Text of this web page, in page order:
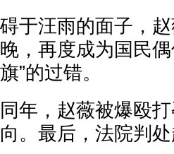
碍于汪雨的面子，
晚，再度成为国民
旗”的过错。
同年，赵薇被爆殴
向。最后，法院判处